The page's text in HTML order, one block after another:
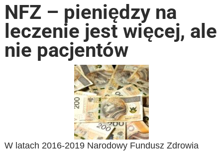
NFZ – pieniędzy na
leczenie jest więcej, ale
nie pacjentów
W latach 2016-2019 Narodowy Fundusz Zdrowia